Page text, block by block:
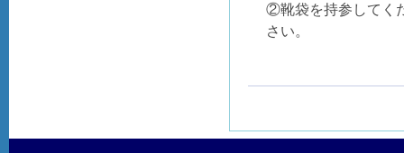
②靴袋を持参してく
さい。